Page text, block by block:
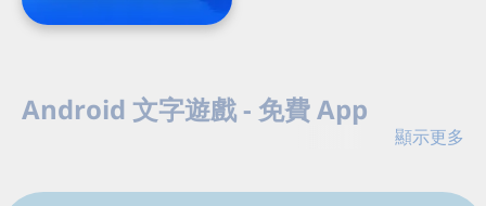
Next
Page
顯示更多
Android 文字遊戲 - 免費 App
單字、增進詞彙，享受輕鬆字母遊戲。